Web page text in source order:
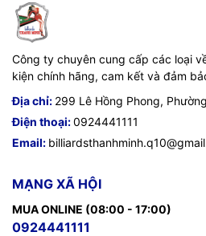
Công ty chuyên cung cấp các loại
kiện chính hãng, cam kết và đảm
Địa chỉ: 299 Lê Hồng Phong,
Điện thoại:0924441111
Email:
MẠNG XÃ HỘI
MUA ONLINE (08:00 - 17:00)
0924441111